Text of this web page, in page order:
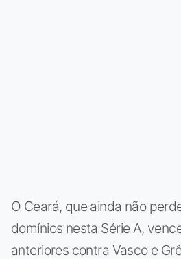
O Ceará, que ainda não
domínios nesta Série A,
anteriores contra Vasco e